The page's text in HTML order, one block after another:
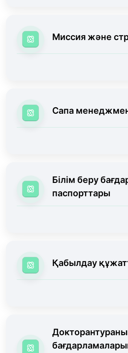
Миссия және
Сапа
Білім беру
паспорттары
Қабылдау